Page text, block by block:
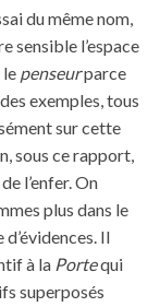
du même nom,
sensible l’espace
le penseurparce
exemples, tous
sur cette
sous ce rapport,
l’enfer. On
plus dans le
Il
à la Portequi
superposés